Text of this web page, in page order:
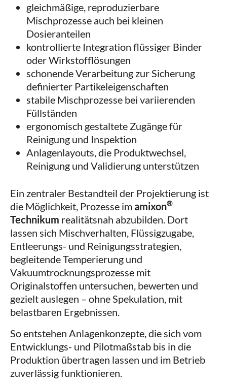
gleichmäßige, reproduzierbare
Mischprozesse auch bei kleinen
Dosieranteilen
kontrollierte Integration flüssiger Binder
oder Wirkstofflösungen
schonende Verarbeitung zur Sicherung
definierter Partikeleigenschaften
stabile Mischprozesse bei variierenden
Füllständen
ergonomisch gestaltete Zugänge für
Reinigung und Inspektion
Anlagenlayouts, die Produktwechsel,
Reinigung und Validierung unterstützen
Ein zentraler Bestandteil der Projektierung ist
die Möglichkeit, Prozesse imamixon®
Technikum realitätsnah abzubilden. Dort
lassen sich Mischverhalten, Flüssigzugabe,
Entleerungs- und Reinigungsstrategien,
begleitende Temperierung und
Vakuumtrocknungsprozesse mit
Originalstoffen untersuchen, bewerten und
gezielt auslegen – ohne Spekulation, mit
belastbaren Ergebnissen.
So entstehen Anlagenkonzepte, die sich vom
Entwicklungs- und Pilotmaßstab bis in die
Produktion übertragen lassen und im Betrieb
zuverlässig funktionieren.